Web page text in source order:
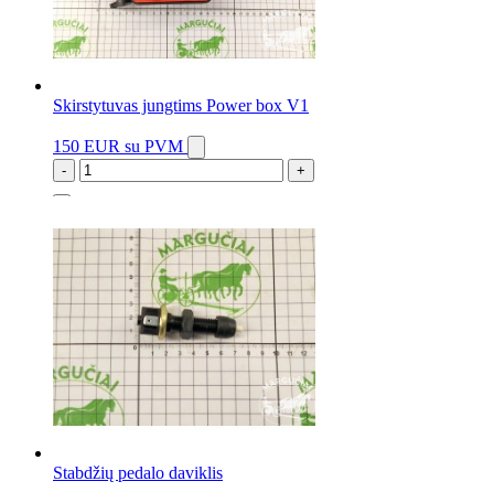
Skirstytuvas jungtims Power box V1
150 EUR su PVM
- +
Stabdžių pedalo daviklis